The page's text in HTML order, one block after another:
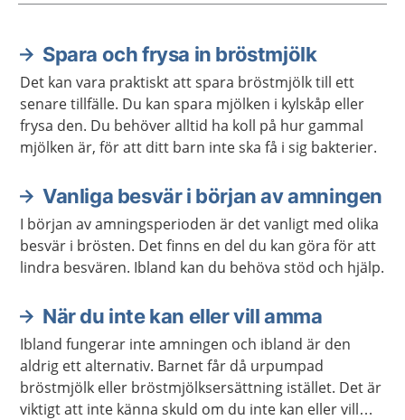
Aktuella artiklar
Spara och frysa in bröstmjölk
Det kan vara praktiskt att spara bröstmjölk till ett
senare tillfälle. Du kan spara mjölken i kylskåp eller
frysa den. Du behöver alltid ha koll på hur gammal
mjölken är, för att ditt barn inte ska få i sig bakterier.
Vanliga besvär i början av amningen
I början av amningsperioden är det vanligt med olika
besvär i brösten. Det finns en del du kan göra för att
lindra besvären. Ibland kan du behöva stöd och hjälp.
När du inte kan eller vill amma
Ibland fungerar inte amningen och ibland är den
aldrig ett alternativ. Barnet får då urpumpad
bröstmjölk eller bröstmjölksersättning istället. Det är
viktigt att inte känna skuld om du inte kan eller vill